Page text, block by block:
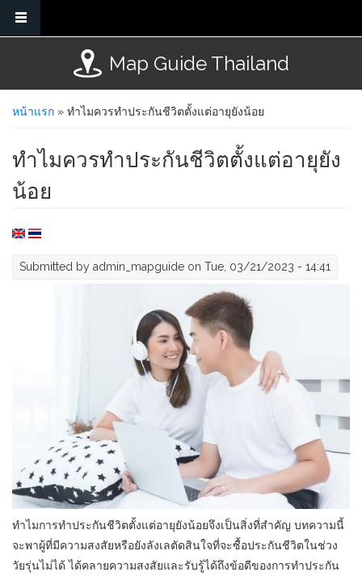
Skip to main content
Map Guide Thailand
You are here
หน้าแรก » ทำไมควรทำประกันชีวิตตั้งแต่อายุยังน้อย
ทำไมควรทำประกันชีวิตตั้งแต่อายุยัง
น้อย
Submitted by admin_mapguide on Tue, 03/21/2023 - 14:41
ทำไมการทำประกันชีวิตตั้งแต่อายุยังน้อยจึงเป็นสิ่งที่สำคัญ บทความนี้
จะพาผู้ที่มีความสงสัยหรือยังลังเลตัดสินใจที่จะซื้อประกันชีวิตในช่วง
วัยรุ่นไม่ได้ ได้คลายความสงสัยและรับรู้ได้ถึงข้อดีของการทำประกัน